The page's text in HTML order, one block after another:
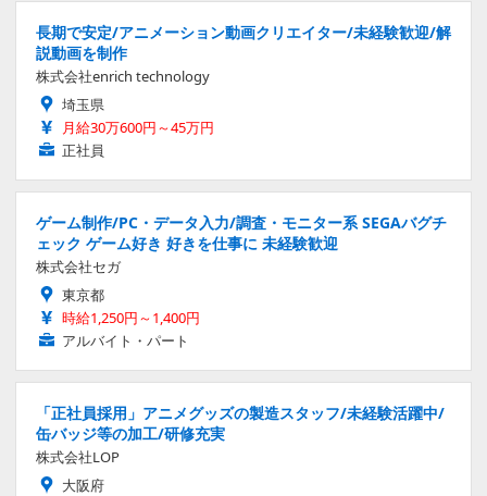
長期で安定/アニメーション動画クリエイター/未経験歓迎/解
説動画を制作
株式会社enrich technology
埼玉県
月給30万600円～45万円
正社員
ゲーム制作/PC・データ入力/調査・モニター系 SEGAバグチ
ェック ゲーム好き 好きを仕事に 未経験歓迎
株式会社セガ
東京都
時給1,250円～1,400円
アルバイト・パート
「正社員採用」アニメグッズの製造スタッフ/未経験活躍中/
缶バッジ等の加工/研修充実
株式会社LOP
大阪府